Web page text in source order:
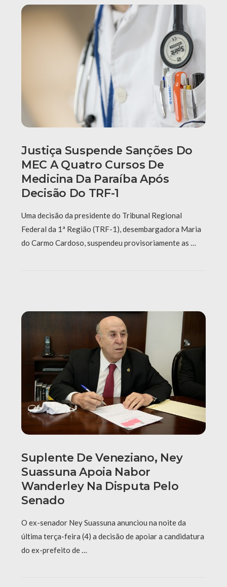
Justiça Suspende Sanções Do
MEC A Quatro Cursos De
Medicina Da Paraíba Após
Decisão Do TRF-1
Uma decisão da presidente do Tribunal Regional
Federal da 1ª Região (TRF-1), desembargadora Maria
do Carmo Cardoso, suspendeu provisoriamente as …
Suplente De Veneziano, Ney
Suassuna Apoia Nabor
Wanderley Na Disputa Pelo
Senado
O ex-senador Ney Suassuna anunciou na noite da
última terça-feira (4) a decisão de apoiar a candidatura
do ex-prefeito de …